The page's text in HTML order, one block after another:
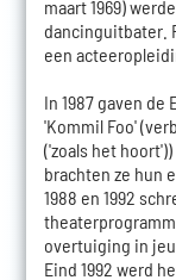
maart 1969)
dancinguitbater.
een
In 1987 gaven
'Kommil Foo'
('zoals het
brachten ze hun
1988 en 1992
overtuiging in
Eind 1992 werd